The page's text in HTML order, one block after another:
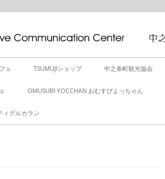
ェ TSUMUJIショップ 中之条町観光協会
OMUSUBI YOCCHAN おむすびよっちゃん
ィグルカラン